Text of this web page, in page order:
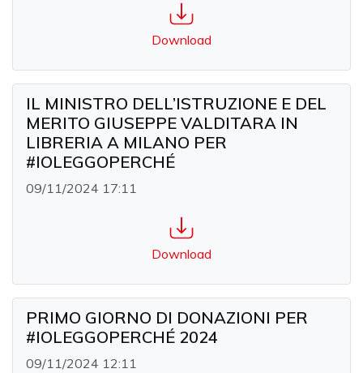
Download
IL MINISTRO DELL’ISTRUZIONE E DEL
MERITO GIUSEPPE VALDITARA IN
LIBRERIA A MILANO PER
#IOLEGGOPERCHÉ
09/11/2024 17:11
Download
PRIMO GIORNO DI DONAZIONI PER
#IOLEGGOPERCHÉ 2024
09/11/2024 12:11